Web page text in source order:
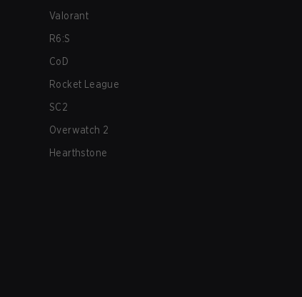
Valorant
R6:S
CoD
Rocket League
SC2
Overwatch 2
Hearthstone